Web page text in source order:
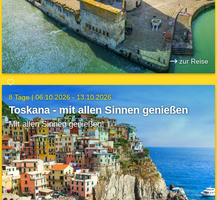
zur Reise
8 Tage |06.10.2026 - 13.10.2026
Toskana - mit allen Sinnen genießen
Mit allen Sinnen genießen!